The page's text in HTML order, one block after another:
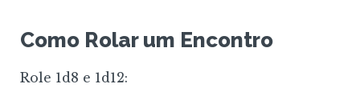
Como Rolar um Encontro
Role 1d8 e 1d12: